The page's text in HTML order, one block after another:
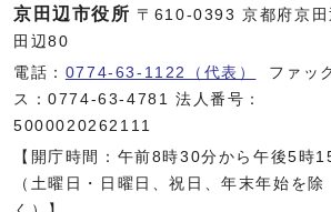
京田辺市役所 〒610-0393 京都府京田
田辺80
電話： 0774-63-1122（代表）
ファッ
ス：0774-63-4781 法人番号：
5000020262111
【開庁時間：午前8時30分から午後5時
（土曜日・日曜日、祝日、年末年始を除